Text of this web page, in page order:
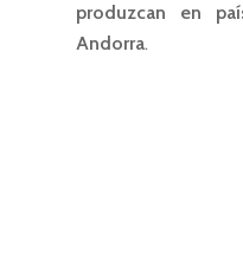
produzcan en
Andorra.